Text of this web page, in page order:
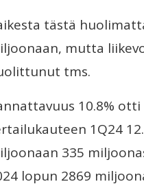
tästä
mutta
tms.
10.8%
1Q24
335
lopun 2869